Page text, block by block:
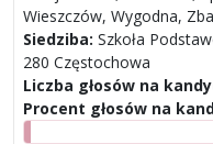
Wieszczów, Wygodna,
Siedziba: Szkoła
280 Częstochowa
Liczba głosów na
Procent głosów na